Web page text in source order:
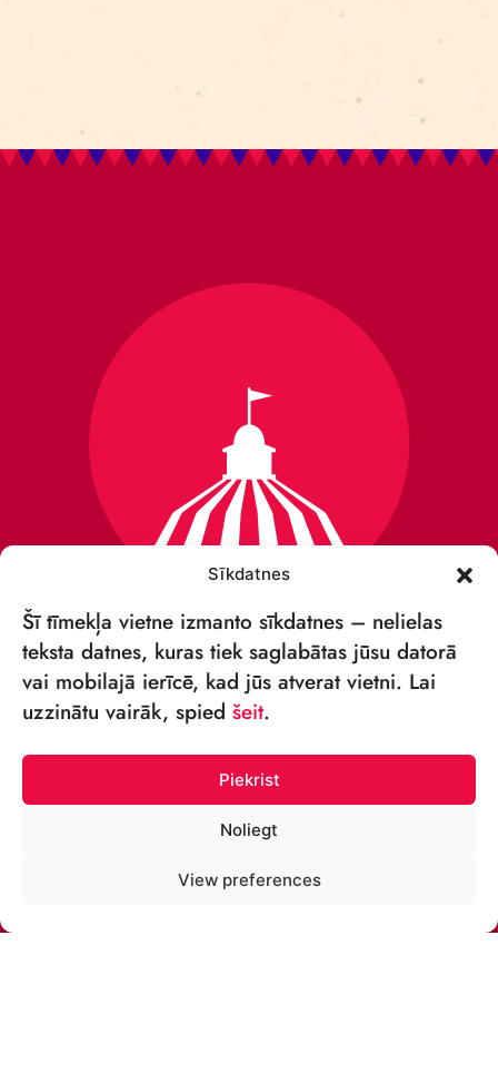
Sīkdatnes
Šī tīmekļa vietne izmanto sīkdatnes – nelielas
teksta datnes, kuras tiek saglabātas jūsu datorā
vai mobilajā ierīcē, kad jūs atverat vietni. Lai
uzzinātu vairāk, spied šeit.
Piekrist
Noliegt
View preferences
VSIA „RĪGAS CIRKS”
Merķeļa iela 4,
Rīga, LV-1050 Latvija
Reģ. nr: 40003027789
ТЕЛЕФОН: